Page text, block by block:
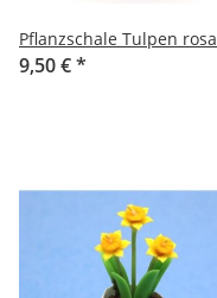
Pflanzschale Tulpen rosa
9,50 €*